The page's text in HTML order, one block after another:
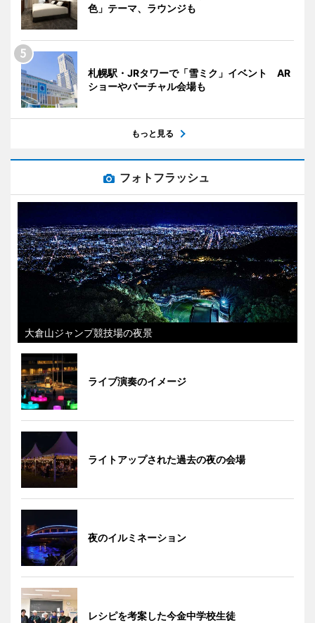
色」テーマ、ラウンジも
札幌駅・JRタワーで「雪ミク」イベント AR
ショーやバーチャル会場も
もっと見る
フォトフラッシュ
大倉山ジャンプ競技場の夜景
ライブ演奏のイメージ
ライトアップされた過去の夜の会場
夜のイルミネーション
レシピを考案した今金中学校生徒